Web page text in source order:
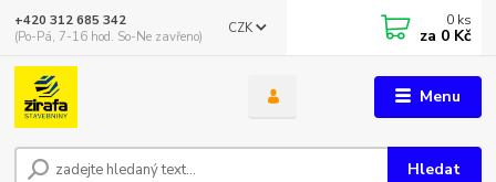
Menu
CZK
Hledat
+420 312 685 342
(Po-Pá, 7-16 hod. So-Ne zavřeno)
0 ks
za 0 Kč